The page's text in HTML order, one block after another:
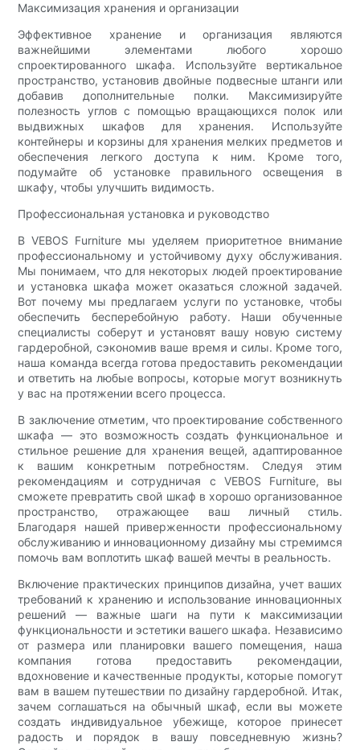
Максимизация хранения и организации
Эффективное хранение и организация являются
важнейшими элементами любого хорошо
спроектированного шкафа. Используйте вертикальное
пространство, установив двойные подвесные штанги или
добавив дополнительные полки. Максимизируйте
полезность углов с помощью вращающихся полок или
выдвижных шкафов для хранения. Используйте
контейнеры и корзины для хранения мелких предметов и
обеспечения легкого доступа к ним. Кроме того,
подумайте об установке правильного освещения в
шкафу, чтобы улучшить видимость.
Профессиональная установка и руководство
В VEBOS Furniture мы уделяем приоритетное внимание
профессиональному и устойчивому духу обслуживания.
Мы понимаем, что для некоторых людей проектирование
и установка шкафа может оказаться сложной задачей.
Вот почему мы предлагаем услуги по установке, чтобы
обеспечить бесперебойную работу. Наши обученные
специалисты соберут и установят вашу новую систему
гардеробной, сэкономив ваше время и силы. Кроме того,
наша команда всегда готова предоставить рекомендации
и ответить на любые вопросы, которые могут возникнуть
у вас на протяжении всего процесса.
В заключение отметим, что проектирование собственного
шкафа — это возможность создать функциональное и
стильное решение для хранения вещей, адаптированное
к вашим конкретным потребностям. Следуя этим
рекомендациям и сотрудничая с VEBOS Furniture, вы
сможете превратить свой шкаф в хорошо организованное
пространство, отражающее ваш личный стиль.
Благодаря нашей приверженности профессиональному
обслуживанию и инновационному дизайну мы стремимся
помочь вам воплотить шкаф вашей мечты в реальность.
Включение практических принципов дизайна, учет ваших
требований к хранению и использование инновационных
решений — важные шаги на пути к максимизации
функциональности и эстетики вашего шкафа. Независимо
от размера или планировки вашего помещения, наша
компания готова предоставить рекомендации,
вдохновение и качественные продукты, которые помогут
вам в вашем путешествии по дизайну гардеробной. Итак,
зачем соглашаться на обычный шкаф, если вы можете
создать индивидуальное убежище, которое принесет
радость и порядок в вашу повседневную жизнь?